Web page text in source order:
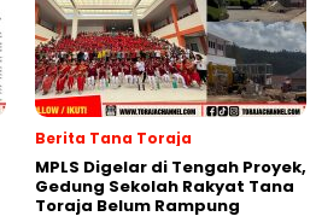
Berita Tana Toraja
MPLS Digelar di Tengah Proyek,
Gedung Sekolah Rakyat Tana
Toraja Belum Rampung